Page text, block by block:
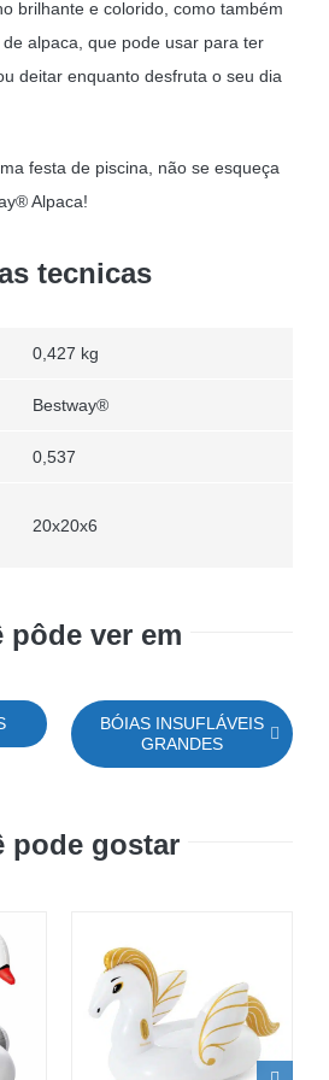
brilhante e colorido, como também
alpaca, que pode usar para ter
deitar enquanto desfruta o seu dia
festa de piscina, não se esqueça
Alpaca!
tecnicas
0,427 kg
Bestway®
0,537
20x20x6
pôde ver em
BÓIAS INSUFLÁVEIS
GRANDES
pode gostar